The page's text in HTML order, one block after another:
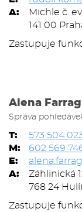
A:
Michle č.
141 00
Zastupuje
Alena Farrag
Správa
T:
573 504
M:
602 569
E:
A:
Záhlinická
768 24
Zastupuje